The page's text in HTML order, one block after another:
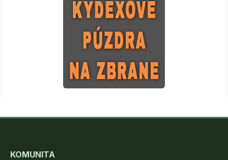
KOMUNITA